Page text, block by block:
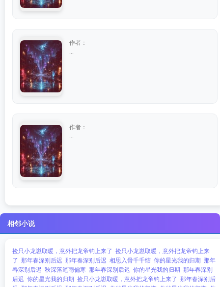
作者：
作者：
相邻小说
捡只小龙崽取暖，意外把龙帝钓上来了 捡只小龙崽取暖，意外把龙帝钓上来
了 那年春深别后迟 那年春深别后迟 相思入骨千千结 你的星光我的归期 那年
春深别后迟 秋深落笔雨偏寒 那年春深别后迟 你的星光我的归期 那年春深别
后迟 你的星光我的归期 捡只小龙崽取暖，意外把龙帝钓上来了 那年春深别后